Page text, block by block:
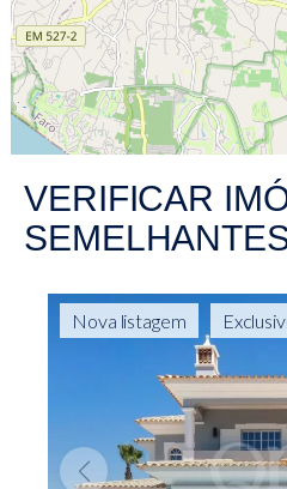
VERIFICAR
Nova listagem